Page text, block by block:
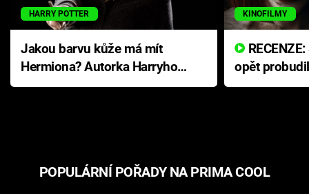
HARRY POTTER
Jakou barvu kůže má mít
Hermiona? Autorka Harryho
Pottera přišla s ráznou
KINOFILMY
opět
přichází s
POPULÁRNÍ POŘADY NA PRIMA COOL